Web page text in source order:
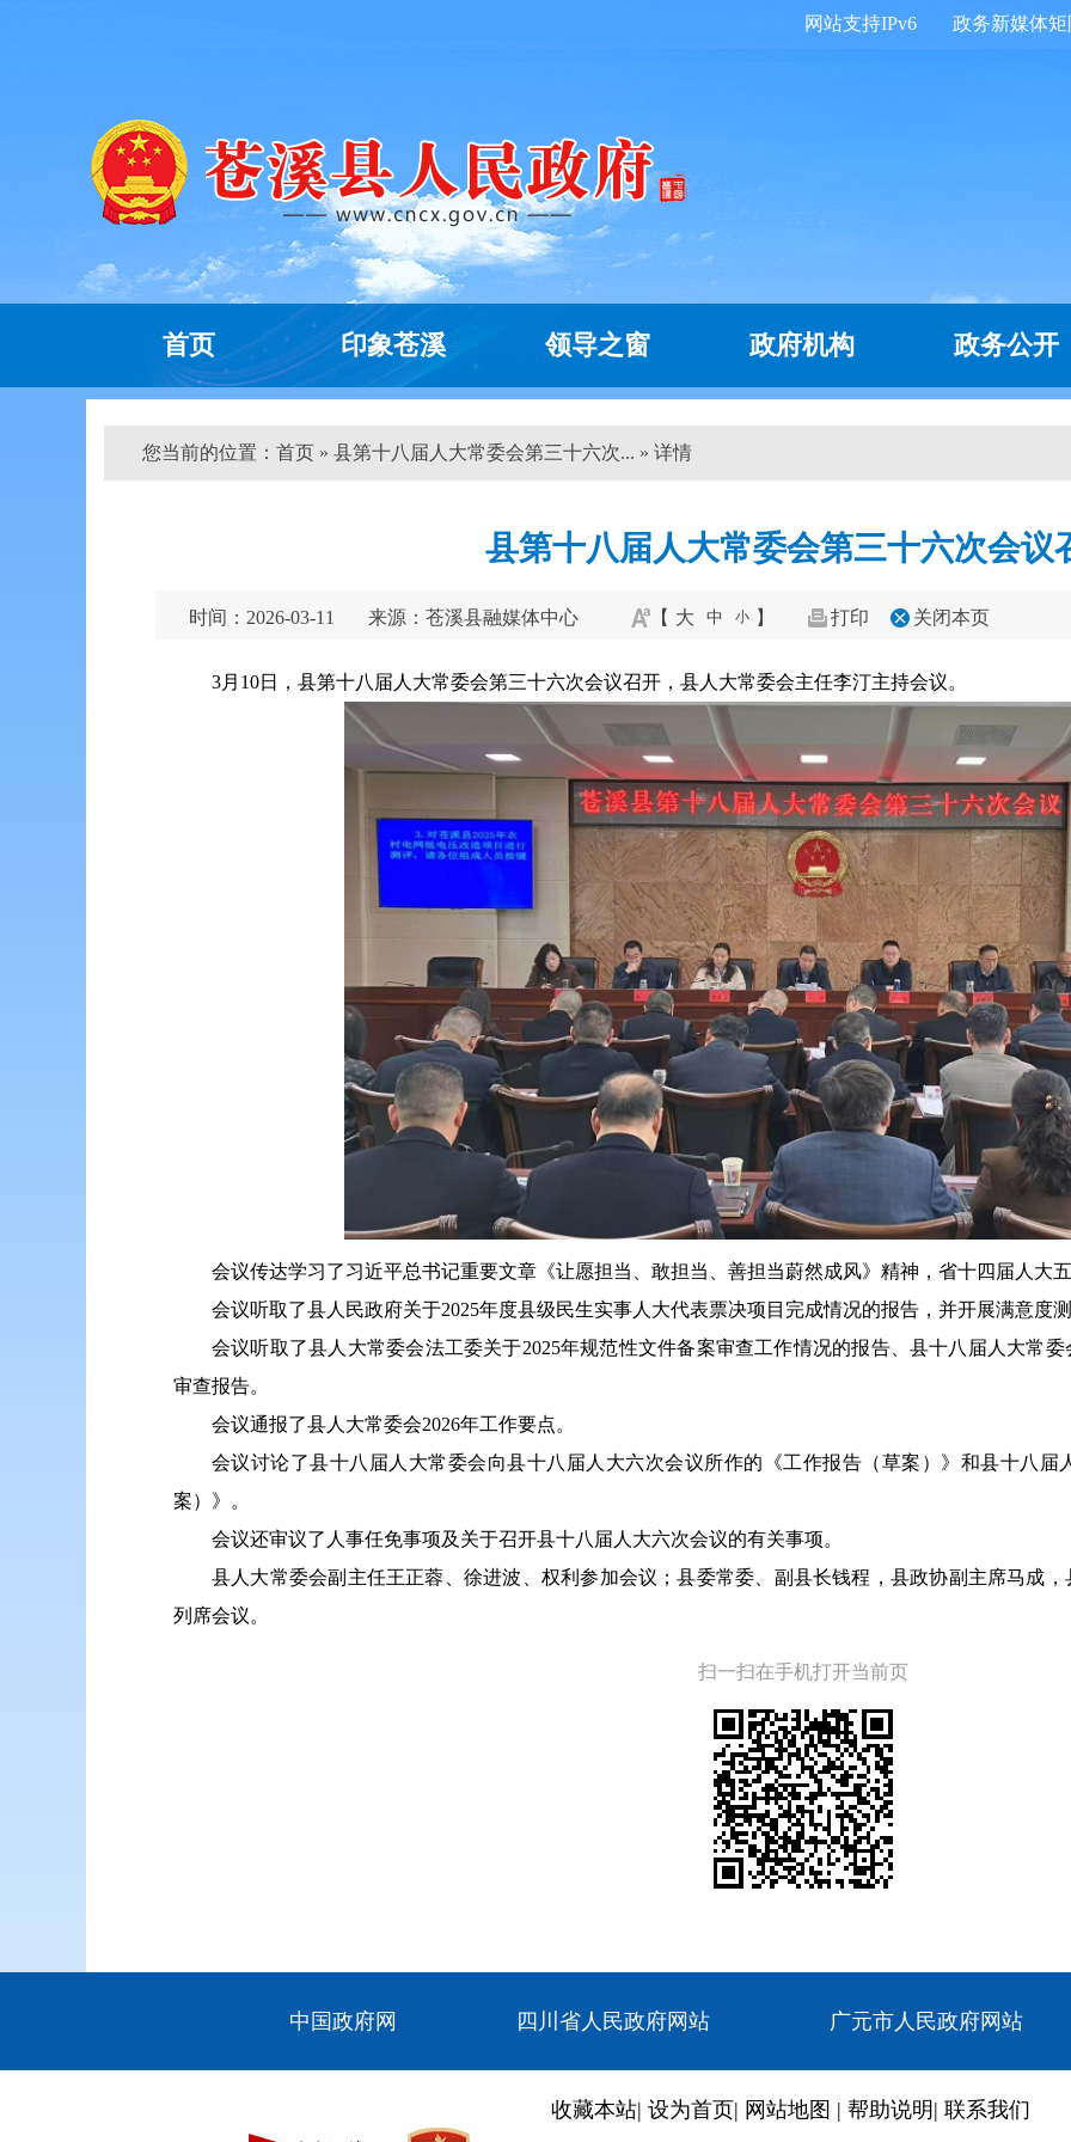
政务新媒体矩
网站支持IPv6
首页 印象苍溪 领导之窗 政府机构 政务公开
您当前的位置： 首页 » 县第十八届人大常委会第三十六次... » 详情
县第十八届人大常委会第三十六次会议
时间：2026-03-11 来源：苍溪县融媒体中心 【 大 中 小 】 打印 关闭本页
3月10日，县第十八届人大常委会第三十六次会议召开，县人大常委会主任李汀主持会议。
会议传达学习了习近平总书记重要文章《让愿担当、敢担当、善担当蔚然成风》精神，省十四届人大
会议听取了县人民政府关于2025年度县级民生实事人大代表票决项目完成情况的报告，并开展满意度
会议听取了县人大常委会法工委关于2025年规范性文件备案审查工作情况的报告、县十八届人大常
审查报告。
会议通报了县人大常委会2026年工作要点。
会议讨论了县十八届人大常委会向县十八届人大六次会议所作的《工作报告（草案）》和县十八
案）》。
会议还审议了人事任免事项及关于召开县十八届人大六次会议的有关事项。
县人大常委会副主任王正蓉、徐进波、权利参加会议；县委常委、副县长钱程，县政协副主席马成
列席会议。
扫一扫在手机打开当前页
中国政府网 四川省人民政府网站 广元市人民政府网站
收藏本站| 设为首页| 网站地图 | 帮助说明 | 联系我们